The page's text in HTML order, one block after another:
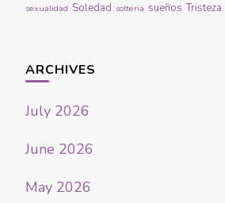
sexualidad Soledad solteria sueños Tristeza
ARCHIVES
July 2026
June 2026
May 2026